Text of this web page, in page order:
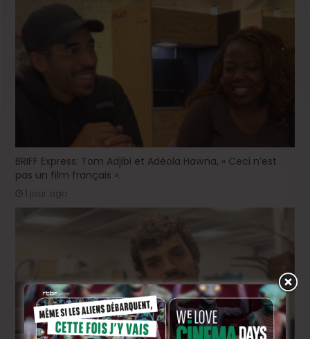
BRIFF Express: Tom Adjibi et Adéola Hawna, « Ceci n’est
pas un film français ».
1 jour ago